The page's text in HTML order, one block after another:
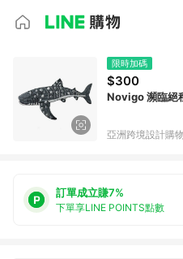
限時加碼
$300
Novigo 瀕臨絕
亞洲跨境設計購
訂單成立賺7%
下單享LINE POINTS點數